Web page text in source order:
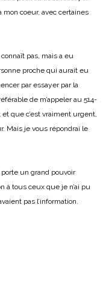
coeur, avec certaines
pas, mais a eu
proche qui aurait eu
par essayer par la
de m’appeler au 514-
que c’est vraiment urgent,
Mais je vous répondrai le
un grand pouvoir
à tous ceux que je n’ai pu
pas l’information.